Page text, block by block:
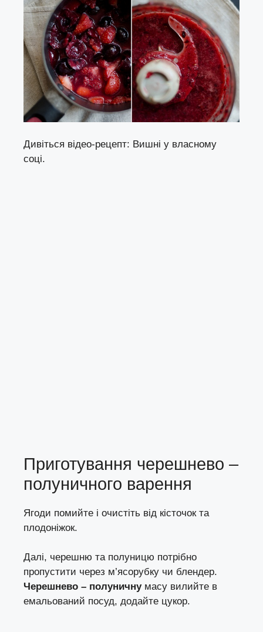
Дивіться відео-рецепт: Вишні у власному
соці.
Приготування черешнево –
полуничного варення
Ягоди помийте і очистіть від кісточок та
плодоніжок.
Далі, черешню та полуницю потрібно
пропустити через м’ясорубку чи блендер.
Черешнево – полуничнумасу вилийте в
емальований посуд, додайте цукор.